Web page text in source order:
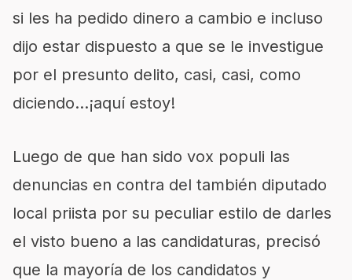
si les ha pedido dinero a cambio e incluso
dijo estar dispuesto a que se le investigue
por el presunto delito, casi, casi, como
diciendo…¡aquí estoy!
Luego de que han sido vox populi las
denuncias en contra del también diputado
local priista por su peculiar estilo de darles
el visto bueno a las candidaturas, precisó
que la mayoría de los candidatos y